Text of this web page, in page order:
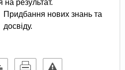
на результат.
Придбання нових знань та
досвіду.